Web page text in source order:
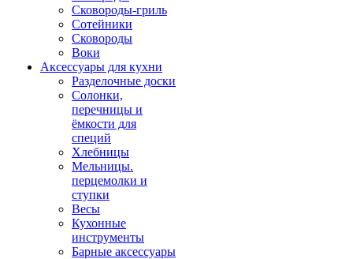
Сковороды-гриль
Сотейники
Сковороды
Воки
Аксессуары для кухни
Разделочные доски
Солонки,
перечницы и
ёмкости для
специй
Хлебницы
Мельницы.
перцемолки и
ступки
Весы
Кухонные
инструменты
Барные аксессуары